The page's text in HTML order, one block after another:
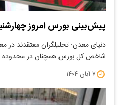
پیش‌بینی بورس امروز چهارشنبه ۷ آبان
شاخص کل بورس همچنان در محدوده
۷ آبان ۱۴۰۴